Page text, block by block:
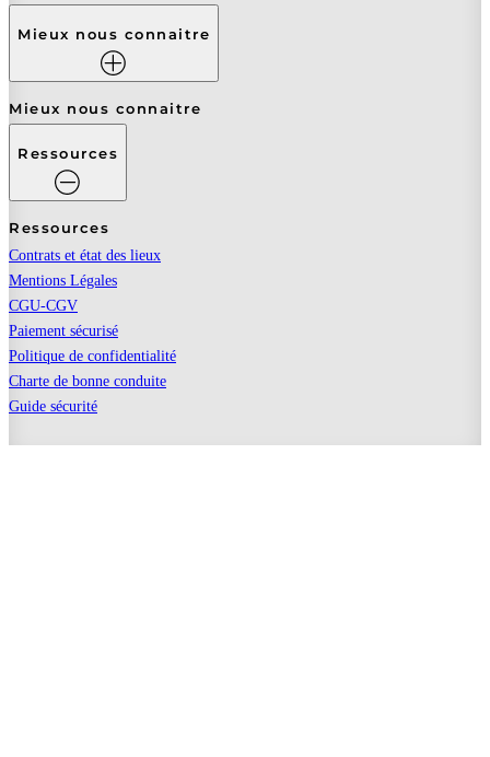
Mieux nous connaitre
Mieux nous connaitre
Ressources
Ressources
Contrats et état des lieux
Mentions Légales
CGU-CGV
Paiement sécurisé
Politique de confidentialité
Charte de bonne conduite
Guide sécurité